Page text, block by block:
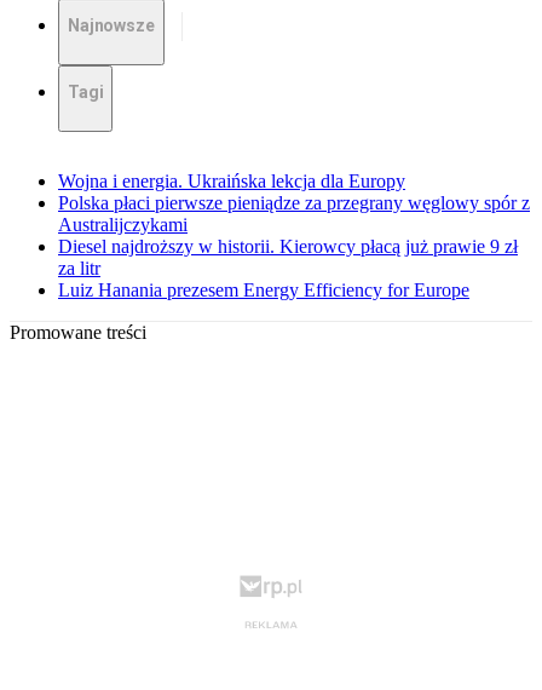
Najnowsze
Tagi
Wojna i energia. Ukraińska lekcja dla Europy
Polska płaci pierwsze pieniądze za przegrany węglowy spór z
Australijczykami
Diesel najdroższy w historii. Kierowcy płacą już prawie 9 zł
za litr
Luiz Hanania prezesem Energy Efficiency for Europe
Promowane treści